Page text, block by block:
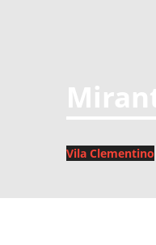
Vila Clementino